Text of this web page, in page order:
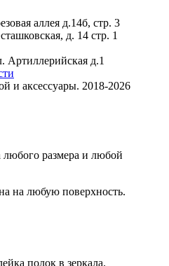
аллея д.14б, стр. 3
д. 14 стр. 1
Артиллерийская д.1
и аксессуары. 2018-2026
любого размера и любой
на любую поверхность.
полок в зеркала.